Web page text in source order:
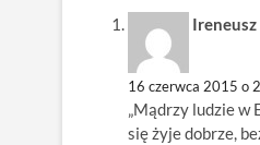
16 czerwca 2015 o
„Mądrzy ludzie w
się żyje dobrze,